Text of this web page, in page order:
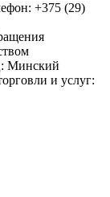
+375 (29)
Минский
и услуг: